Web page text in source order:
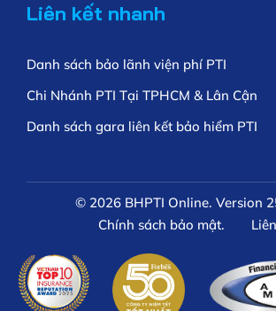
Liên kết nhanh
Danh sách bảo lãnh viện phí PTI
Chi Nhánh PTI Tại TPHCM & Lân Cận
Danh sách gara liên kết bảo hiểm PTI
© 2026 BHPTI Online. Version
Chính sách bảo mật.